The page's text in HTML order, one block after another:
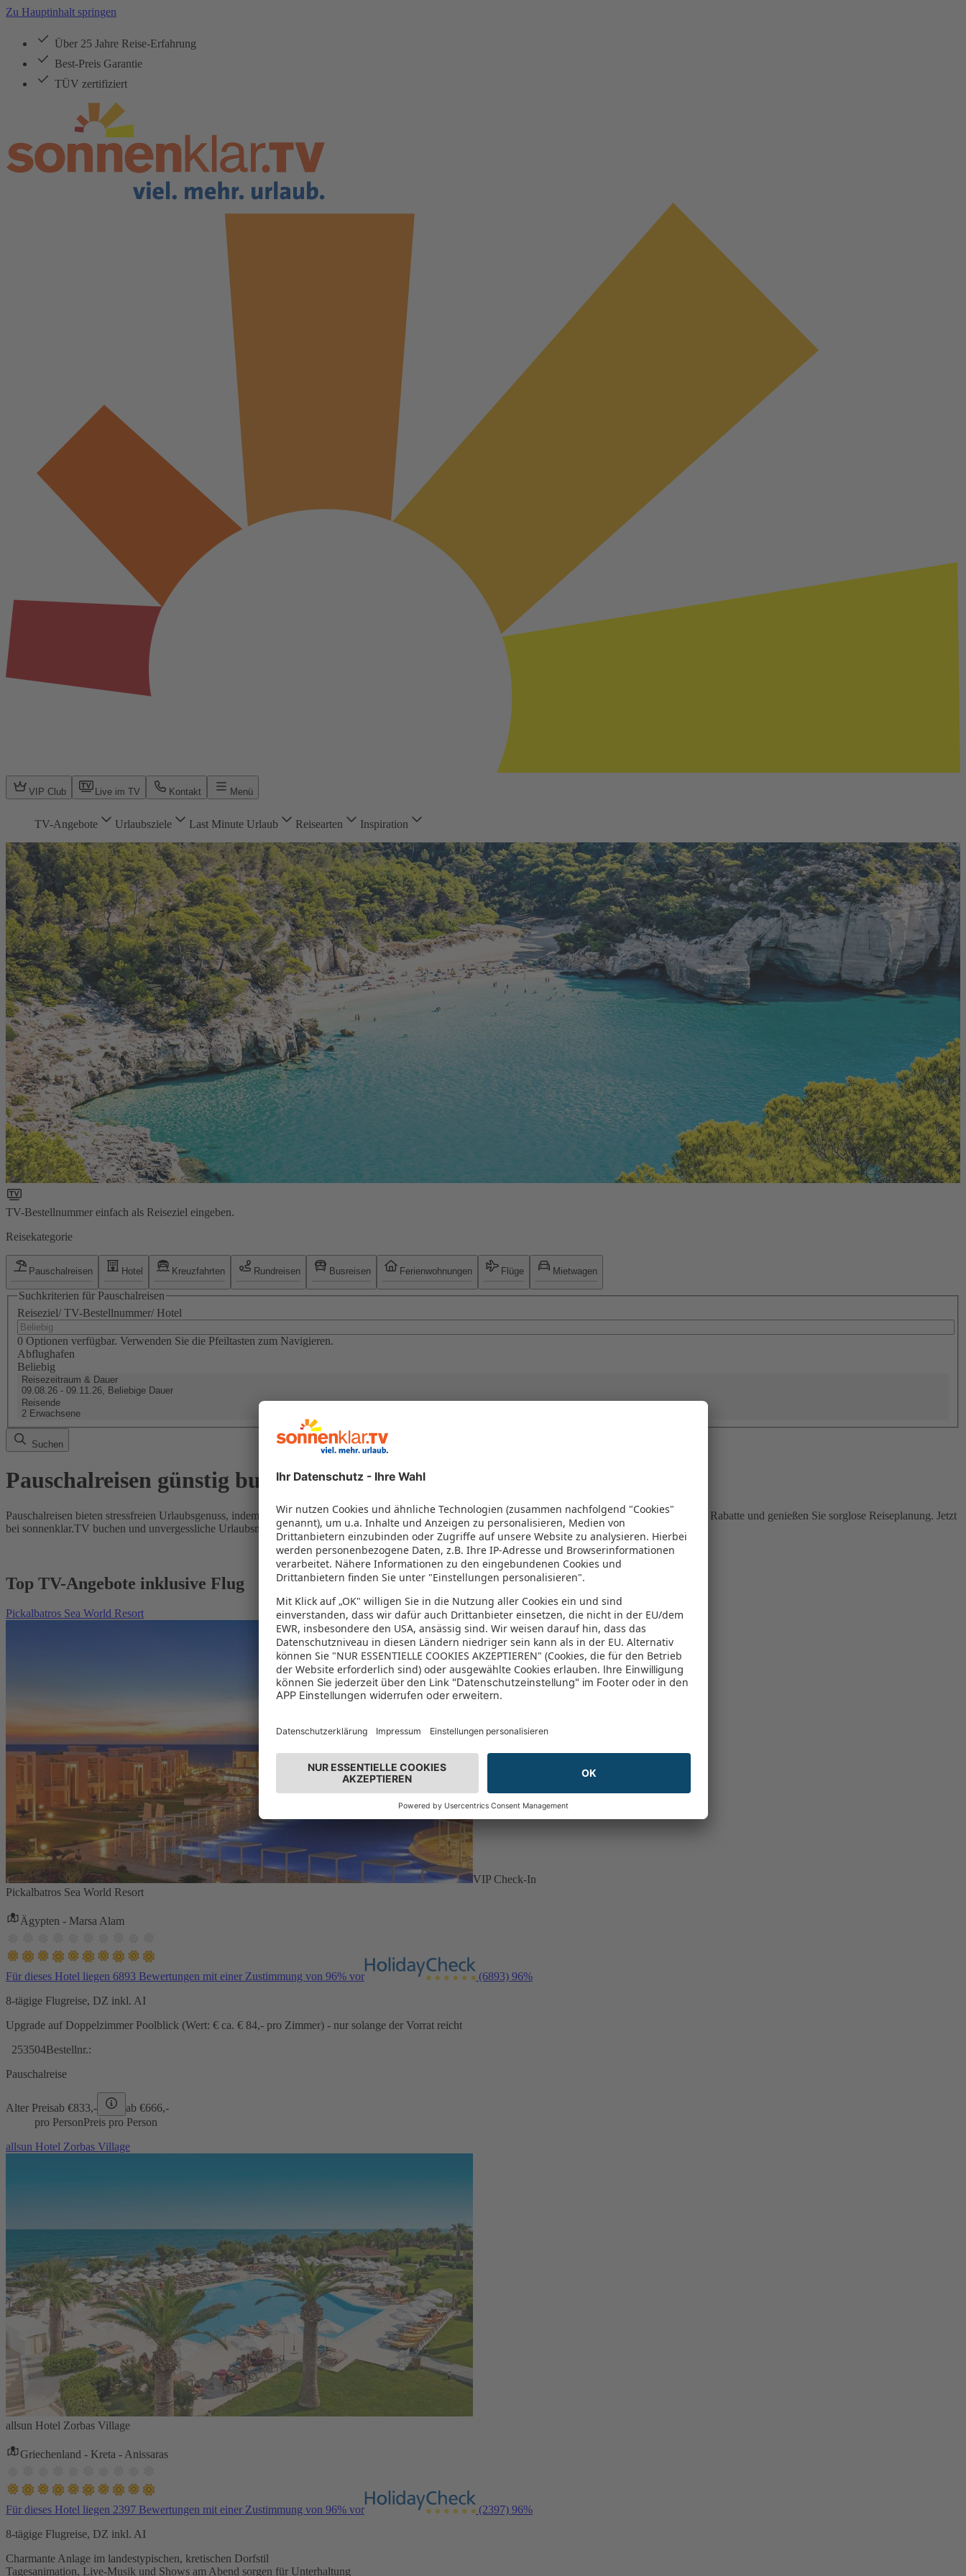
Zu Hauptinhalt springen
Über 25 Jahre Reise-Erfahrung
Best-Preis Garantie
TÜV zertifiziert
VIP Club Live im TV Kontakt Menü
TV-Angebote Urlaubsziele Last Minute Urlaub Reisearten Inspiration
TV-Bestellnummer einfach als Reiseziel eingeben.
Reisekategorie
Pauschalreisen Hotel Kreuzfahrten Rundreisen Busreisen Ferienwohnungen Flüge Mietwagen
Suchkriterien für Pauschalreisen
Reiseziel/ TV-Bestellnummer/ Hotel
0 Optionen verfügbar. Verwenden Sie die Pfeiltasten zum Navigieren.
Abflughafen
Beliebig
Reisezeitraum & Dauer
09.08.26 - 09.11.26, Beliebige Dauer
Reisende
2 Erwachsene
Suchen
Pauschalreisen günstig buchen
Pauschalreisen bieten stressfreien Urlaubsgenuss, indem Flug und Hotel in einem Paket kombiniert werden – das spart Zeit und Geld. Nutzen Sie attraktive Rabatte und genießen Sie sorglose Reiseplanung. Jetzt
bei sonnenklar.TV buchen und unvergessliche Urlaubsmomente erleben!
Top TV-Angebote inklusive Flug
Pickalbatros Sea World Resort
VIP Check-In
Pickalbatros Sea World Resort
Ägypten - Marsa Alam
Für dieses Hotel liegen 6893 Bewertungen mit einer Zustimmung von 96% vor (6893) 96%
8-tägige Flugreise, DZ inkl. AI
Upgrade auf Doppelzimmer Poolblick (Wert: € ca. € 84,- pro Zimmer) - nur solange der Vorrat reicht
253504Bestellnr.:
Pauschalreise
Alter Preisab €833,- ab €666,-
pro PersonPreis pro Person
allsun Hotel Zorbas Village
allsun Hotel Zorbas Village
Griechenland - Kreta - Anissaras
Für dieses Hotel liegen 2397 Bewertungen mit einer Zustimmung von 96% vor (2397) 96%
8-tägige Flugreise, DZ inkl. AI
Charmante Anlage im landestypischen, kretischen Dorfstil
Tagesanimation, Live-Musik und Shows am Abend sorgen für Unterhaltung